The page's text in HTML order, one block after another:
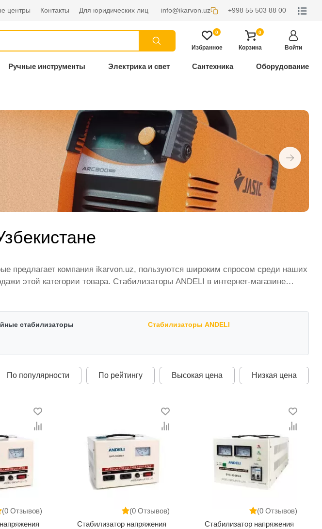
центры Контакты Для юридических лиц info@ikarvon.uz +998 55 503 88 00
0
Избранное
0
Корзина Войти
Ручные инструменты Электрика и свет Сантехника Оборудование
предлагает компания ikarvon.uz, пользуются широким спросом среди наших
этой категории товара. Стабилизаторы ANDELI в интернет-магазине
список которых постоянно расширяется. Мы доставляем товар в любом
стабилизаторы Стабилизаторы ANDELI
По популярности По рейтингу Высокая цена Низкая цена
(0 Отзывов)
(0 Отзывов)
Стабилизатор напряжения
(0 Отзывов)
Стабилизатор напряжения